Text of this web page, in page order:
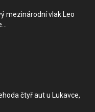
mezinárodní vlak Leo
čtyř aut u Lukavce,